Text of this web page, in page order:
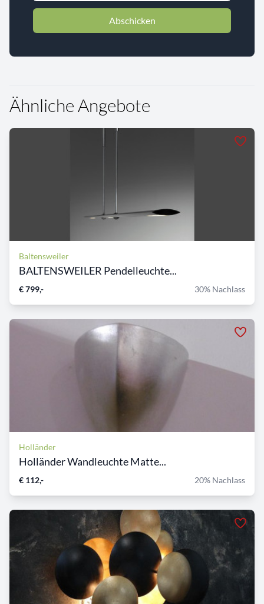
Abschicken
Ähnliche Angebote
Baltensweiler
BALTENSWEILER Pendelleuchte...
€ 799,- 30% Nachlass
Holländer
Holländer Wandleuchte Matte...
€ 112,- 20% Nachlass